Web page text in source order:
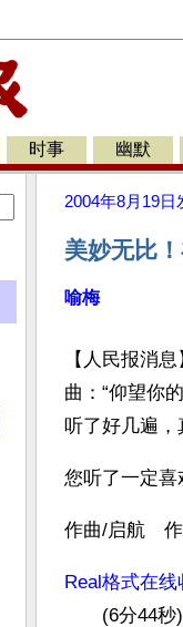
时事 幽默
2004年8月19日
美妙无比
喻梅
【人民报消
曲：“仰望你
听了好几遍，
您听了一定喜
作曲/启航　
Real格式在线
(6分44秒)